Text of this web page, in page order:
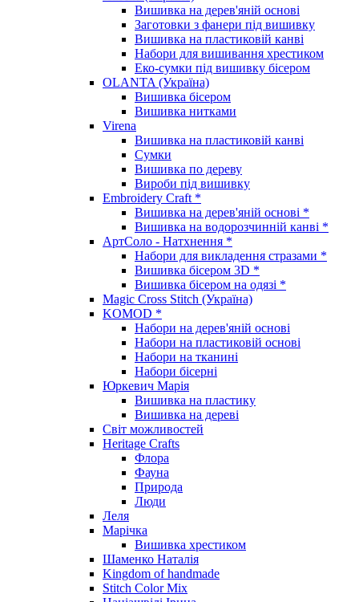
Вишивка на дерев'яній основі
Заготовки з фанери під вишивку
Вишивка на пластиковій канві
Набори для вишивання хрестиком
Еко-сумки під вишивку бісером
OLANTA (Україна)
Вишивка бісером
Вишивка нитками
Virena
Вишивка на пластиковій канві
Сумки
Вишивка по дереву
Вироби під вишивку
Embroidery Craft *
Вишивка на дерев'яній основі *
Вишивка на водорозчинній канві *
АртСоло - Натхнення *
Набори для викладення стразами *
Вишивка бісером 3D *
Вишивка бісером на одязі *
Magic Cross Stitch (Україна)
KOMOD *
Набори на дерев'яній основі
Набори на пластиковій основі
Набори на тканині
Набори бісерні
Юркевич Марія
Вишивка на пластику
Вишивка на дереві
Світ можливостей
Heritage Crafts
Флора
Фауна
Природа
Люди
Леля
Марічка
Вишивка хрестиком
Шаменко Наталія
Kingdom of handmade
Stitch Color Mix